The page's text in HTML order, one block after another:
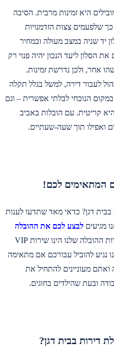
היא זמינות מרבית. הסיבה
כך שלפעמים צצות הזדמנויות
יד שניה במצב מעולה ובמחיר
הסלון ליעד הנכון יהיה פנוי רק
אחר, ולכן נדרשת זמינות.
לעבור דירה, למשל בגלל תקלה
הנוכחי לבלתי אפשרית – וגם
קריטית. עם הובלות באביב
ואפילו תוך שעה-שעתיים.
המתאימים לכם!
דגן? כדאי מאד שתדעו לענות
מגיעים לבצע לכם את ההובלה
! שירות ההובלה שלנו הינו שירות VIP
נגיע להוביל עבורכם אם מתאימה
מעוניינים להתחיל את
ובעת שהילדים בחוגים.
דירות בבית דגן?